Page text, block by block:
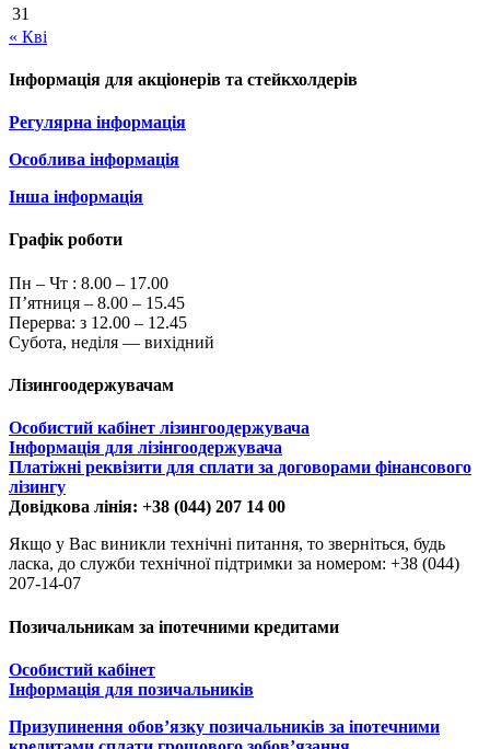
31
« Кві
Інформація для акціонерів та стейкхолдерів
Регулярна інформація
Особлива інформація
Інша інформація
Графік роботи
Пн – Чт : 8.00 – 17.00
П’ятниця – 8.00 – 15.45
Перерва: з 12.00 – 12.45
Субота, неділя — вихідний
Лізингоодержувачам
Особистий кабінет лізингоодержувача
Інформація для лізінгоодержувача
Платіжні реквізити для сплати за договорами фінансового
лізингу
Довідкова лінія: +38 (044) 207 14 00
Якщо у Вас виникли технічні питання, то зверніться, будь
ласка, до служби технічної підтримки за номером: +38 (044)
207-14-07
Позичальникам за іпотечними кредитами
Особистий кабінет
Інформація для позичальників
Призупинення обов’язку позичальників за іпотечними